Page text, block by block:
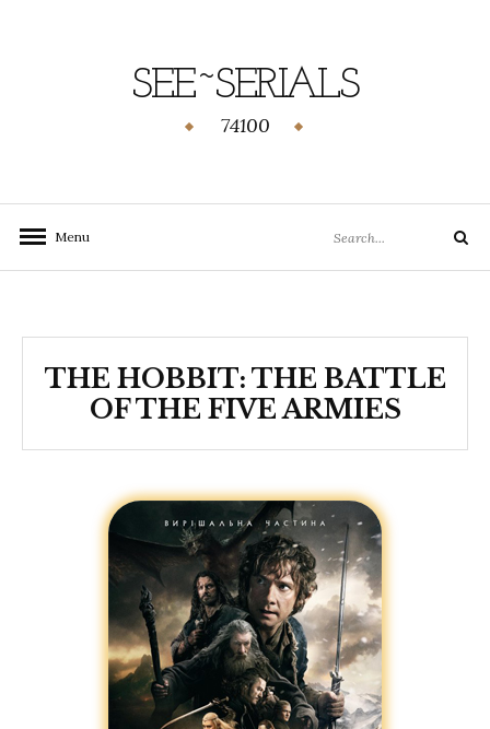
SEE~SERIALS
74100
Menu
THE HOBBIT: THE BATTLE
OF THE FIVE ARMIES